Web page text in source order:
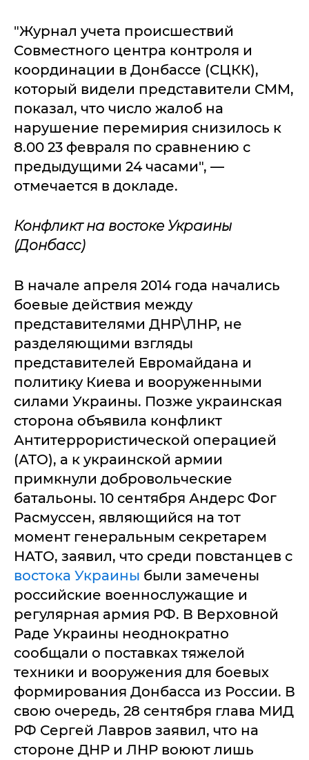
"Журнал учета происшествий
Совместного центра контроля и
координации в Донбассе (СЦКК),
который видели представители СММ,
показал, что число жалоб на
нарушение перемирия снизилось к
8.00 23 февраля по сравнению с
предыдущими 24 часами", —
отмечается в докладе.
Конфликт на востоке Украины
(Донбасс)
В начале апреля 2014 года начались
боевые действия между
представителями ДНР\ЛНР, не
разделяющими взгляды
представителей Евромайдана и
политику Киева и вооруженными
силами Украины. Позже украинская
сторона объявила конфликт
Антитеррористической операцией
(АТО), а к украинской армии
примкнули добровольческие
батальоны. 10 сентября Андерс Фог
Расмуссен, являющийся на тот
момент генеральным секретарем
НАТО, заявил, что среди повстанцев с
востока Украины были замечены
российские военнослужащие и
регулярная армия РФ. В Верховной
Раде Украины неоднократно
сообщали о поставках тяжелой
техники и вооружения для боевых
формирования Донбасса из России. В
свою очередь, 28 сентября глава МИД
РФ Сергей Лавров заявил, что на
стороне ДНР и ЛНР воюют лишь